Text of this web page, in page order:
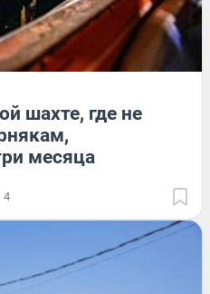
шахте, где не
месяца
4